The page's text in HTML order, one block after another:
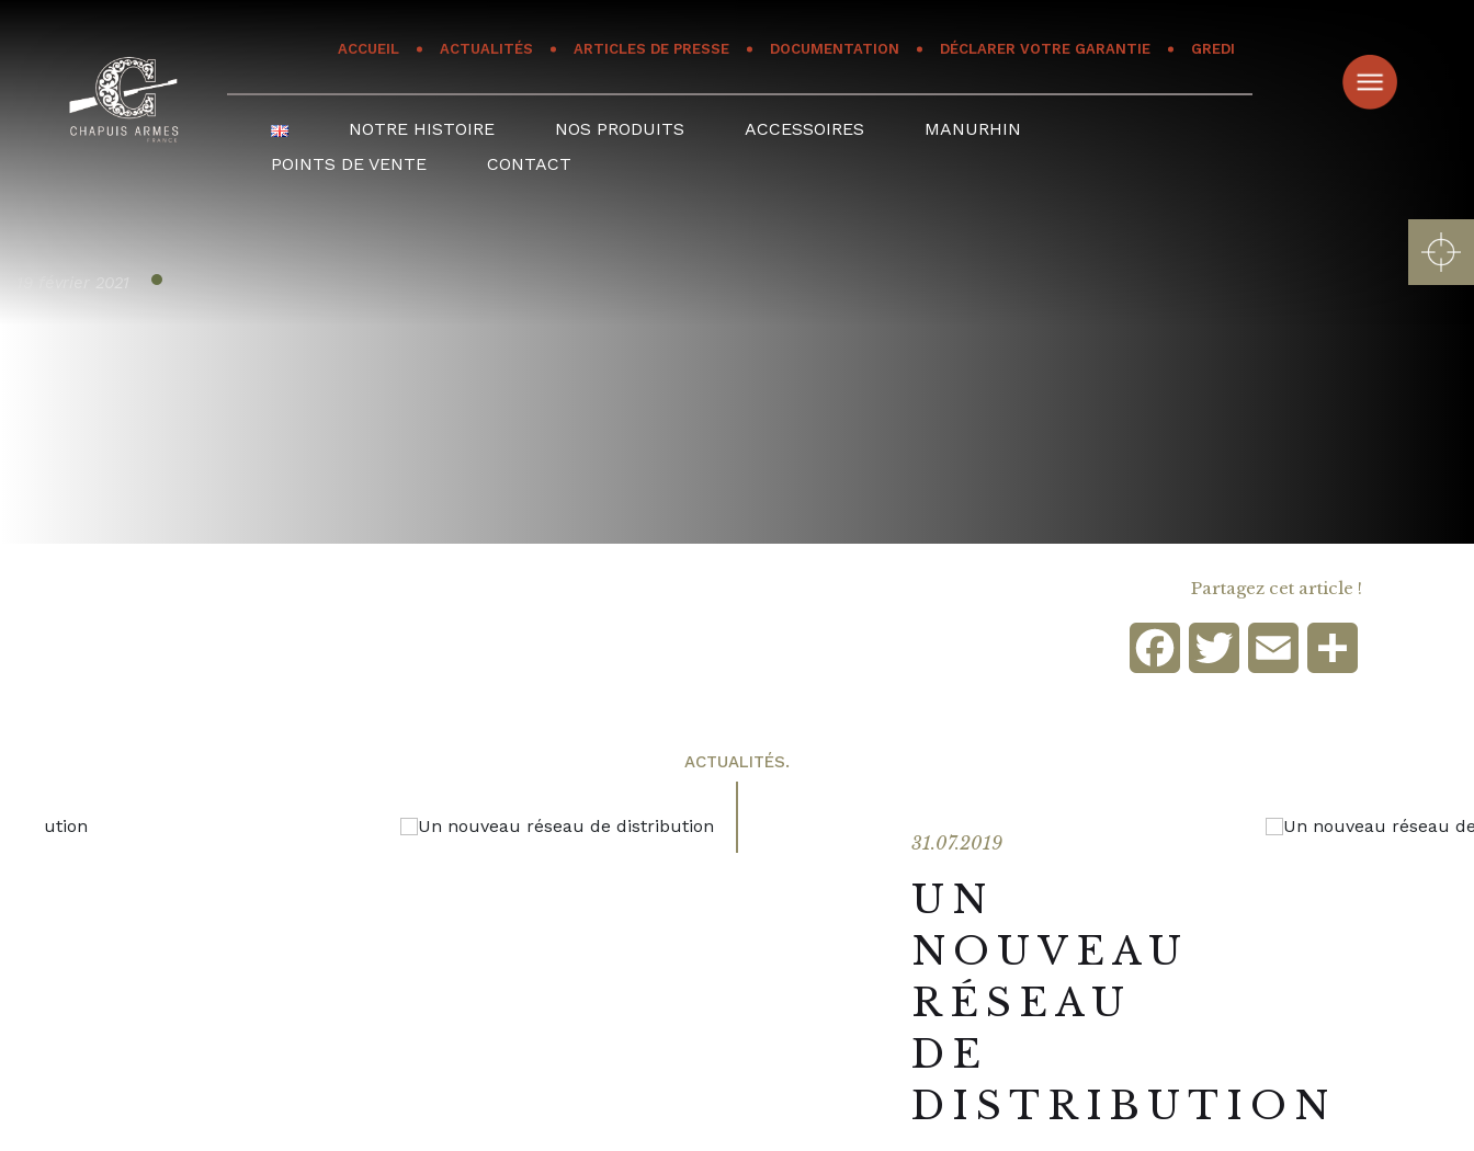
ACCUEIL ACTUALITÉS ARTICLES DE PRESSE DOCUMENTATION DÉCLARER VOTRE GARANTIE GREDI
NOTRE HISTOIRE NOS PRODUITS ACCESSOIRES
MANURHIN
POINTS DE VENTE
CONTACT
19 février 2021
Partagez cet article !
FacebookTwitter Email
ACTUALITÉS.
31.07.2019
UN
NOUVEAU
RÉSEAU
DE
DISTRIBUTION